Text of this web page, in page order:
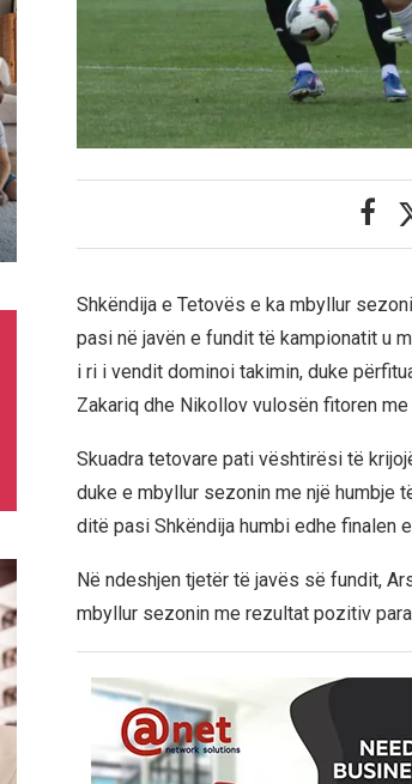
Shkëndija e Tetovës e ka mbyllur
pasi në javën e fundit të kampionatit u
i ri i vendit dominoi takimin, duke
Zakariq dhe Nikollov vulosën fitoren
Skuadra tetovare pati vështirësi të
duke e mbyllur sezonin me një humbje
ditë pasi Shkëndija humbi edhe finalen
Në ndeshjen tjetër të javës së fundit,
mbyllur sezonin me rezultat pozitiv